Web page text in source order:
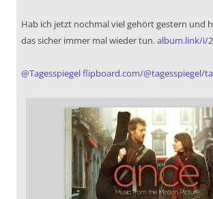
Hab ich jetzt nochmal viel gehört gestern und
das sicher immer mal wieder tun.album.link/i/
@Tagesspiegelflipboard.com/@tagesspiegel/ta